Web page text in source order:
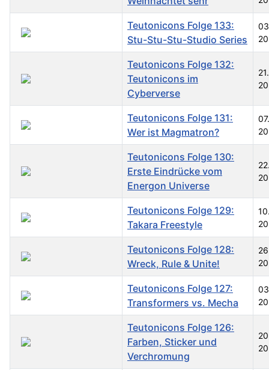
Teutonicons Folge 133:
Stu-Stu-Stu-Studio Series
Teutonicons Folge 132:
Teutonicons im
Cyberverse
Teutonicons Folge 131:
Wer ist Magmatron?
Teutonicons Folge 130:
Erste Eindrücke vom
Energon Universe
Teutonicons Folge 129:
Takara Freestyle
Teutonicons Folge 128:
Wreck, Rule & Unite!
Teutonicons Folge 127:
Transformers vs. Mecha
Teutonicons Folge 126:
Farben, Sticker und
Verchromung